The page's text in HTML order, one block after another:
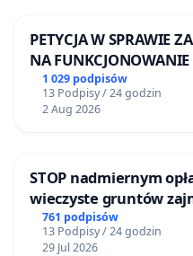
PETYCJA W SPRAWIE
NA
BEZDOMNYCH
1 029 podpisów
13 Podpisy / 24 godzin
2 Aug 2026
STOP nadmiernym
wieczyste gruntów
ogrody działkowe.
761 podpisów
13 Podpisy / 24 godzin
29 Jul 2026